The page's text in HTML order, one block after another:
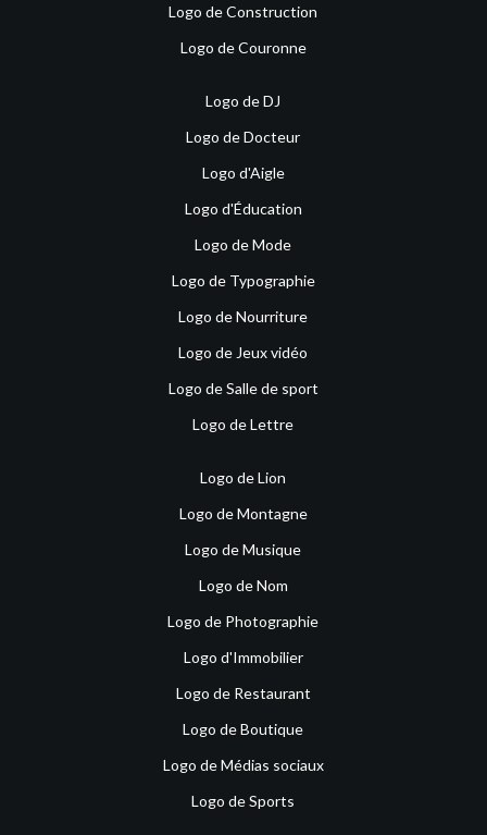
Logo de Construction
Logo de Couronne
Logo de DJ
Logo de Docteur
Logo d'Aigle
Logo d'Éducation
Logo de Mode
Logo de Typographie
Logo de Nourriture
Logo de Jeux vidéo
Logo de Salle de sport
Logo de Lettre
Logo de Lion
Logo de Montagne
Logo de Musique
Logo de Nom
Logo de Photographie
Logo d'Immobilier
Logo de Restaurant
Logo de Boutique
Logo de Médias sociaux
Logo de Sports